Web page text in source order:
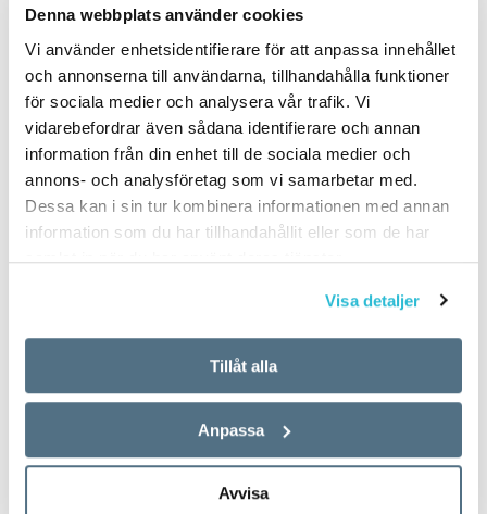
Denna webbplats använder cookies
Vi använder enhetsidentifierare för att anpassa innehållet
och annonserna till användarna, tillhandahålla funktioner
för sociala medier och analysera vår trafik. Vi
vidarebefordrar även sådana identifierare och annan
information från din enhet till de sociala medier och
annons- och analysföretag som vi samarbetar med.
Dessa kan i sin tur kombinera informationen med annan
information som du har tillhandahållit eller som de har
samlat in när du har använt deras tjänster.
Visa detaljer
Tillåt alla
Anpassa
Avvisa